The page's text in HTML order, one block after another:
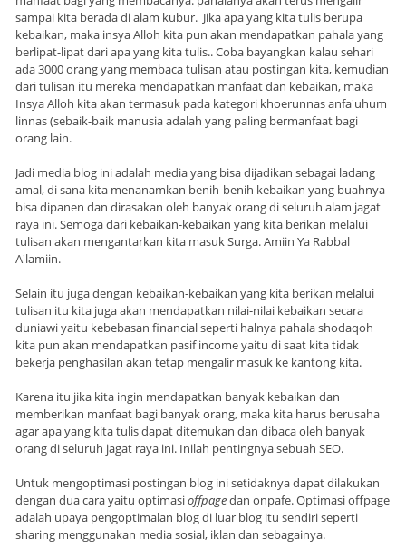
sampai kita berada di alam kubur. Jika apa yang kita tulis berupa
kebaikan, maka insya Alloh kita pun akan mendapatkan pahala yang
berlipat-lipat dari apa yang kita tulis.. Coba bayangkan kalau sehari
ada 3000 orang yang membaca tulisan atau postingan kita, kemudian
dari tulisan itu mereka mendapatkan manfaat dan kebaikan, maka
Insya Alloh kita akan termasuk pada kategori khoerunnas anfa'uhum
linnas (sebaik-baik manusia adalah yang paling bermanfaat bagi
orang lain.
Jadi media blog ini adalah media yang bisa dijadikan sebagai ladang
amal, di sana kita menanamkan benih-benih kebaikan yang buahnya
bisa dipanen dan dirasakan oleh banyak orang di seluruh alam jagat
raya ini. Semoga dari kebaikan-kebaikan yang kita berikan melalui
tulisan akan mengantarkan kita masuk Surga. Amiin Ya Rabbal
A'lamiin.
Selain itu juga dengan kebaikan-kebaikan yang kita berikan melalui
tulisan itu kita juga akan mendapatkan nilai-nilai kebaikan secara
duniawi yaitu kebebasan financial seperti halnya pahala shodaqoh
kita pun akan mendapatkan pasif income yaitu di saat kita tidak
bekerja penghasilan akan tetap mengalir masuk ke kantong kita.
Karena itu jika kita ingin mendapatkan banyak kebaikan dan
memberikan manfaat bagi banyak orang, maka kita harus berusaha
agar apa yang kita tulis dapat ditemukan dan dibaca oleh banyak
orang di seluruh jagat raya ini. Inilah pentingnya sebuah SEO.
Untuk mengoptimasi postingan blog ini setidaknya dapat dilakukan
dengan dua cara yaitu optimasioffpagedan onpafe. Optimasi offpage
adalah upaya pengoptimalan blog di luar blog itu sendiri seperti
sharing menggunakan media sosial, iklan dan sebagainya.